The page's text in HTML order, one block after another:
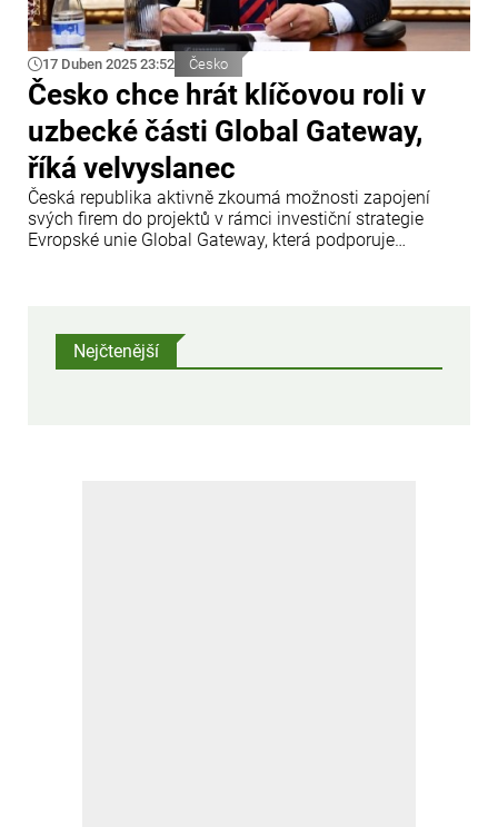
17 Duben 2025 23:52 Česko
Česko chce hrát klíčovou roli v
uzbecké části Global Gateway,
říká velvyslanec
Česká republika aktivně zkoumá možnosti zapojení
svých firem do projektů v rámci investiční strategie
Evropské unie Global Gateway, která podporuje
Nejčtenější